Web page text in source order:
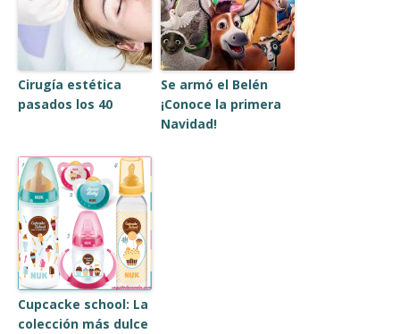
Cirugía estética
pasados los 40
Se armó el Belén
¡Conoce la primera
Navidad!
Cupcacke school: La
colección más dulce